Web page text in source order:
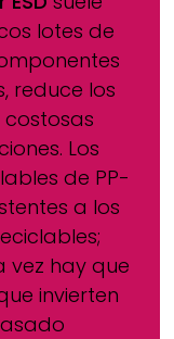
lotes de
reduce los
costosas
Los
de PP-
a los
vez hay que
invierten